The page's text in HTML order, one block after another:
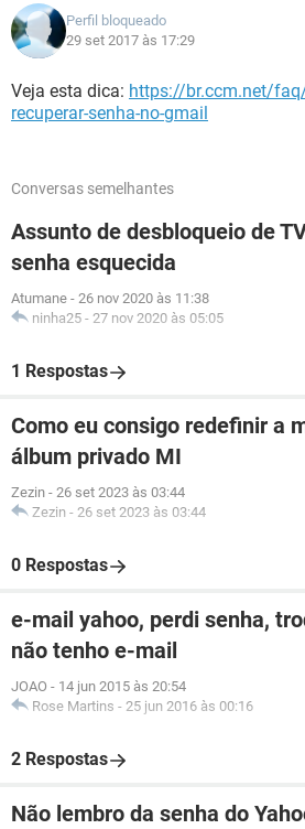
Perfil bloqueado
29 set 2017 às 17:29
Veja esta dica: https://br.ccm.net/
recuperar-senha-no-gmail
Conversas semelhantes
Assunto de desbloqueio de
senha esquecida
Atumane - 26 nov 2020 às 11:38
ninha25 - 27 nov 2020 às 05:05
1 Respostas
Como eu consigo redefinir a
álbum privado MI
Zezin - 26 set 2023 às 03:44
Zezin - 26 set 2023 às 03:44
0 Respostas
e-mail yahoo, perdi senha,
não tenho e-mail
JOAO - 14 jun 2015 às 20:54
Rose Martins - 25 jun 2016 às 00:16
2 Respostas
Não lembro da senha do